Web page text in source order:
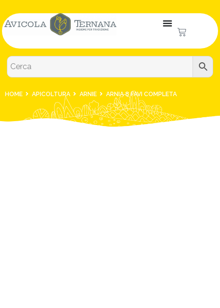
HOME APICOLTURA ARNIE ARNIA 8 FAVI COMPLETA